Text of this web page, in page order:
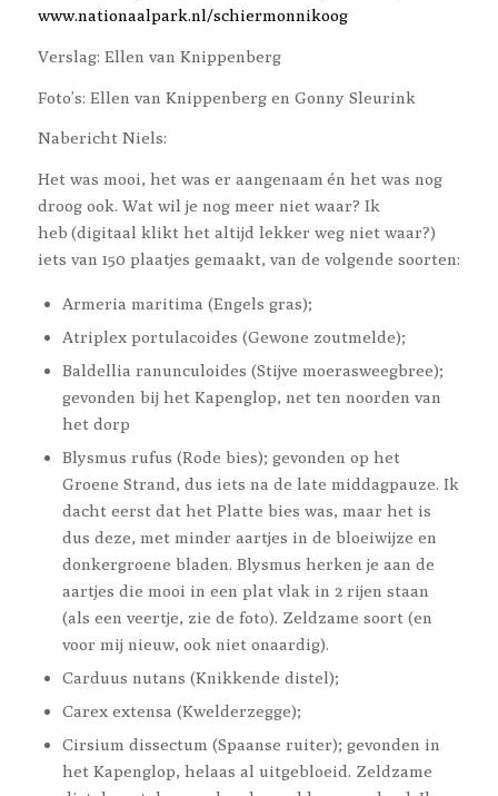
www.nationaalpark.nl/schiermonnikoog
Verslag: Ellen van Knippenberg
Foto’s: Ellen van Knippenberg en Gonny Sleurink
Nabericht Niels:
Het was mooi, het was er aangenaam én het was nog
droog ook. Wat wil je nog meer niet waar? Ik
heb (digitaal klikt het altijd lekker weg niet waar?)
iets van 150 plaatjes gemaakt, van de volgende soorten:
Armeria maritima (Engels gras);
Atriplex portulacoides (Gewone zoutmelde);
Baldellia ranunculoides (Stijve moerasweegbree);
gevonden bij het Kapenglop, net ten noorden van
het dorp
Blysmus rufus (Rode bies); gevonden op het
Groene Strand, dus iets na de late middagpauze. Ik
dacht eerst dat het Platte bies was, maar het is
dus deze, met minder aartjes in de bloeiwijze en
donkergroene bladen. Blysmus herken je aan de
aartjes die mooi in een plat vlak in 2 rijen staan
(als een veertje, zie de foto). Zeldzame soort (en
voor mij nieuw, ook niet onaardig).
Carduus nutans (Knikkende distel);
Carex extensa (Kwelderzegge);
Cirsium dissectum (Spaanse ruiter); gevonden in
het Kapenglop, helaas al uitgebloeid. Zeldzame